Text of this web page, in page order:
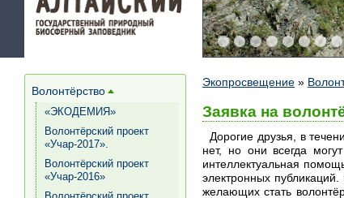
Экопросвещение »
Заявка на
Дорогие друзья, в
нет, но они всегда
интеллектуальная
электронных
желающих стать
Волонтёрство [+]
«ЭКОДЕМИЯ»
Волонтёрский проект
«Учар-2017».
Волонтёрский проект
«Учар-2016»